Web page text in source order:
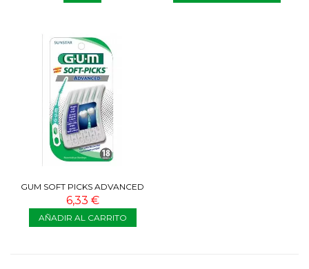
GUM SOFT PICKS ADVANCED
REGULAR/MEDIUM 30
UNIDADES
6,33 €
AÑADIR AL CARRITO